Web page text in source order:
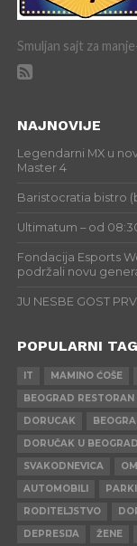
Smuljan sajt za
NAJNOVIJE
Legendarni MX u
Master 4
Baristocratia bistro
Ultimatum – od
Fondacija Esports
podržali novu
JU NESBE GOST
POPULARNI
IT MAMINO ĆOŠE
BEOGRAD
DORUCAK
DORUČAK U
SVAKODNEVICA
AUTOMOBILI
RODITELJSTVO
DEPRESIJA
ŽENE